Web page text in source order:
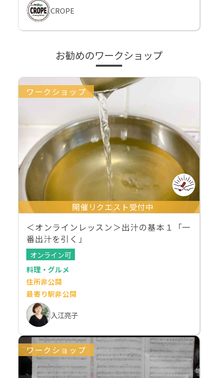
CROPE
お勧めのワークショップ
ワークショップ
開催リクエスト受付中
＜オンラインレッスン＞出汁の基本１「一
番出汁を引く」
オンライン可
料理・グルメ
住所非公開
最寄り駅非公開
入江亮子
ワークショップ